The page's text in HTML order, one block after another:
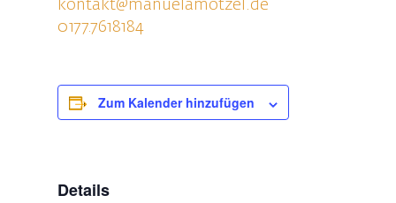
kontakt@manuelamotzel.de
0177.7618184
Zum Kalender hinzufügen
Details